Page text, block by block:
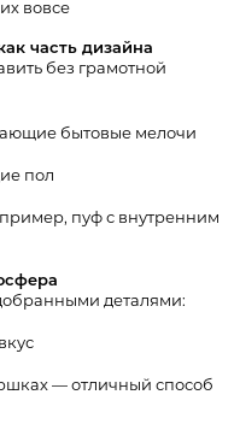
вовсе
часть дизайна
без грамотной
бытовые мелочи
пол
пуф с внутренним
деталями:
— отличный способ